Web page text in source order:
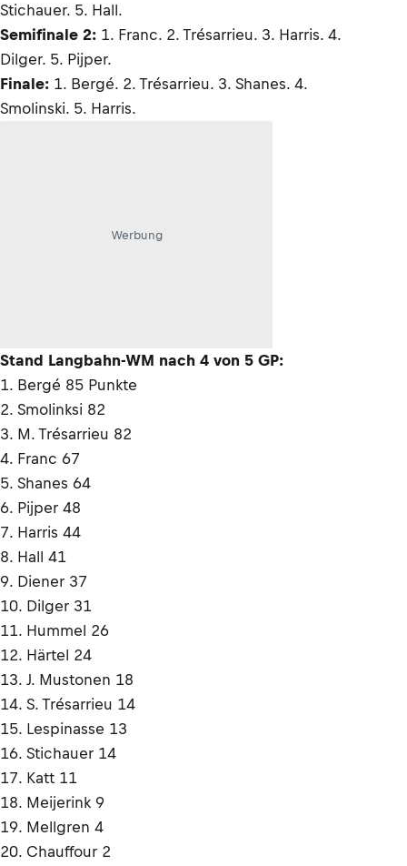
Stichauer. 5. Hall.
Semifinale 2: 1. Franc. 2. Trésarrieu. 3. Harris. 4.
Dilger. 5. Pijper.
Finale: 1. Bergé. 2. Trésarrieu. 3. Shanes. 4.
Smolinski. 5. Harris.
Werbung
Stand Langbahn-WM nach 4 von 5 GP:
1. Bergé 85 Punkte
2. Smolinksi 82
3. M. Trésarrieu 82
4. Franc 67
5. Shanes 64
6. Pijper 48
7. Harris 44
8. Hall 41
9. Diener 37
10. Dilger 31
11. Hummel 26
12. Härtel 24
13. J. Mustonen 18
14. S. Trésarrieu 14
15. Lespinasse 13
16. Stichauer 14
17. Katt 11
18. Meijerink 9
19. Mellgren 4
20. Chauffour 2